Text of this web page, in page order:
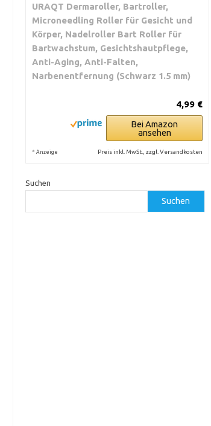
URAQT Dermaroller, Bartroller,
Microneedling Roller für Gesicht und
Körper, Nadelroller Bart Roller für
Bartwachstum, Gesichtshautpflege,
Anti-Aging, Anti-Falten,
Narbenentfernung (Schwarz 1.5 mm)
4,99 €
Bei Amazon
ansehen
* Anzeige Preis inkl. MwSt., zzgl. Versandkosten
Suchen
Suchen